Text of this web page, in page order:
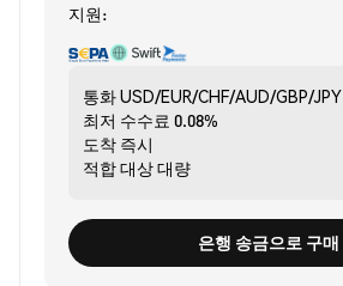
지원:
통화USD/EUR/CHF/AUD/GBP/JPY
최저 수수료 0.08%
도착 즉시
적합 대상대량
은행 송금으로 구매